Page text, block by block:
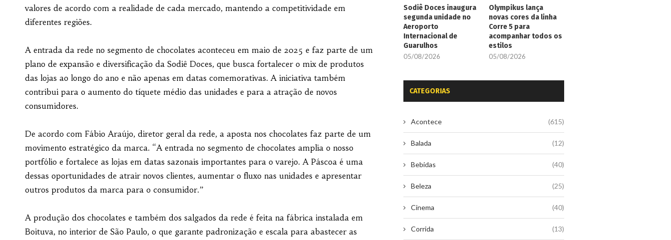
valores de acordo com a realidade de cada mercado, mantendo a competitividade em
diferentes regiões.
A entrada da rede no segmento de chocolates aconteceu em maio de 2025 e faz parte de um
plano de expansão e diversificação da Sodiê Doces, que busca fortalecer o mix de produtos
das lojas ao longo do ano e não apenas em datas comemorativas. A iniciativa também
contribui para o aumento do tíquete médio das unidades e para a atração de novos
consumidores.
De acordo com Fábio Araújo, diretor geral da rede, a aposta nos chocolates faz parte de um
movimento estratégico da marca. “A entrada no segmento de chocolates amplia o nosso
portfólio e fortalece as lojas em datas sazonais importantes para o varejo. A Páscoa é uma
dessas oportunidades de atrair novos clientes, aumentar o fluxo nas unidades e apresentar
outros produtos da marca para o consumidor.”
A produção dos chocolates e também dos salgados da rede é feita na fábrica instalada em
Boituva, no interior de São Paulo, o que garante padronização e escala para abastecer as
Sodiê Doces inaugura
segunda unidade no
Aeroporto
Internacional de
Guarulhos
05/08/2026
Olympikus lança
novas cores da linha
Corre 5 para
acompanhar todos os
estilos
05/08/2026
CATEGORIAS
Acontece (615)
Balada (12)
Bebidas (40)
Beleza (25)
Cinema (40)
Corrida (13)